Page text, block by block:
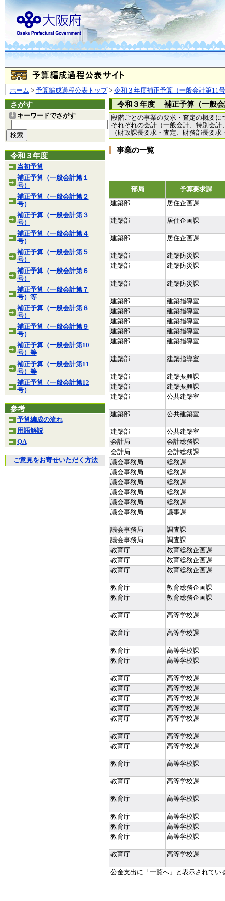
ホーム > 予算編成過程公表トップ> 令和３年度補正予算（一般会計第11
さがす
キーワードでさがす
令和３年度
当初予算
補正予算（一般会計第１
号）
補正予算（一般会計第２
号）
補正予算（一般会計第３
号）
補正予算（一般会計第４
号）
補正予算（一般会計第５
号）
補正予算（一般会計第６
号）
補正予算（一般会計第７
号）等
補正予算（一般会計第８
号）
補正予算（一般会計第９
号）
補正予算（一般会計第10
号）等
補正予算（一般会計第11
号）等
補正予算（一般会計第12
号）
参考
予算編成の流れ
用語解説
QA
ご意見をお寄せいただく方法
令和３年度 補正予算（一般
段階ごとの事業の要求・査定の概要に
それぞれの会計（一般会計、特別会
（財政課長要求・査定、財務部長要
事業の一覧
部局
予算要求課
建築部
居住企画課
建築部 居住企画課
建築部 居住企画課
建築部
建築防災課
建築部
建築防災課
建築部 建築防災課
建築部
建築指導室
建築部
建築指導室
建築部
建築指導室
建築部
建築指導室
建築部
建築指導室
建築部 建築指導室
建築部
建築振興課
建築部
建築振興課
建築部
公共建築室
建築部 公共建築室
建築部
公共建築室
会計局
会計総務課
会計局
会計総務課
議会事務局
総務課
議会事務局
総務課
議会事務局
総務課
議会事務局
総務課
議会事務局
総務課
議会事務局
議事課
議会事務局
調査課
議会事務局
調査課
教育庁
教育総務企画課
教育庁
教育総務企画課
教育庁
教育総務企画課
教育庁
教育総務企画課
教育庁
教育総務企画課
教育庁 高等学校課
教育庁 高等学校課
教育庁
高等学校課
教育庁
高等学校課
教育庁
高等学校課
教育庁
高等学校課
教育庁
高等学校課
教育庁
高等学校課
教育庁
高等学校課
教育庁
高等学校課
教育庁
高等学校課
教育庁 高等学校課
教育庁 高等学校課
教育庁 高等学校課
教育庁
高等学校課
教育庁
高等学校課
教育庁
高等学校課
教育庁 高等学校課
公金支出に「一覧へ」と表示されて